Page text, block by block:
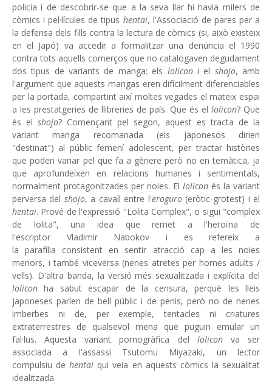
policia i de descobrir-se que a la seva llar hi havia milers de
còmics i pel·lícules de tipus hentai, l'Associació de pares per a
la defensa dels fills contra la lectura de còmics (si, això existeix
en el Japó) va accedir a formalitzar una denúncia el 1990
contra tots aquells comerços que no catalogaven degudament
dos tipus de variants de manga: els lolicon i el shojo, amb
l'argument que aquests mangas eren difícilment diferenciables
per la portada, compartint així moltes vegades el mateix espai
a les prestatgeries de llibreries de país. Que és el lolicon? Que
és el shojo? Començant pel segon, aquest es tracta de la
variant manga recomanada (els japonesos dirien
"destinat") al públic femení adolescent, per tractar històries
que poden variar pel que fa a gènere però no en temàtica, ja
que aprofundeixen en relacions humanes i sentimentals,
normalment protagonitzades per noies. El lolicon és la variant
perversa del shojo, a cavall entre l'eroguro(eròtic-grotest) i el
hentai. Prové de l'expressió "Lolita Complex", o sigui "complex
de lolita", una idea que remet a l'heroïna de
l'escriptor Vladimir Nabokov i es refereix a
la parafília consistent en sentir atracció cap a les noies
menors, i també viceversa (nenes atretes per homes adults /
vells). D'altra banda, la versió més sexualitzada i explícita del
lolicon ha sabut escapar de la censura, perquè les lleis
japoneses parlen de bell públic i de penis, però no de nenes
imberbes ni de, per exemple, tentacles ni criatures
extraterrestres de qualsevol mena que puguin emular un
fal·lus. Aquesta variant pornogràfica del lolicon va ser
associada a l'assassí Tsutomu Miyazaki, un lector
compulsiu dehentai qui veia en aquests còmics la sexualitat
idealitzada.